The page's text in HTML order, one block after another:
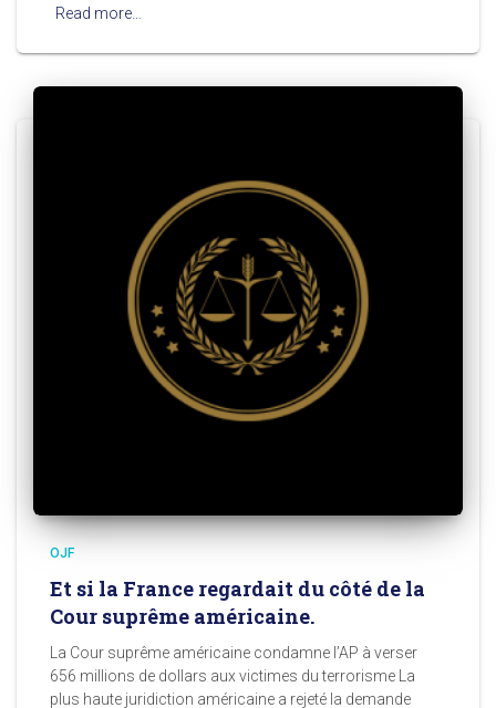
Read more…
OJF
Et si la France regardait du côté de la
Cour suprême américaine.
La Cour suprême américaine condamne l’AP à verser
656 millions de dollars aux victimes du terrorisme La
plus haute juridiction américaine a rejeté la demande